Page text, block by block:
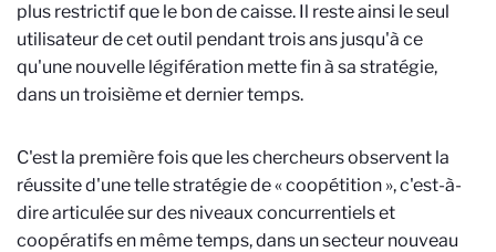
plus restrictif que le bon de caisse. Il reste ainsi le seul
utilisateur de cet outil pendant trois ans jusqu'à ce
qu'une nouvelle légifération mette fin à sa stratégie,
dans un troisième et dernier temps.
C'est la première fois que les chercheurs observent la
réussite d'une telle stratégie de « coopétition », c'est-à-
dire articulée sur des niveaux concurrentiels et
coopératifs en même temps, dans un secteur nouveau